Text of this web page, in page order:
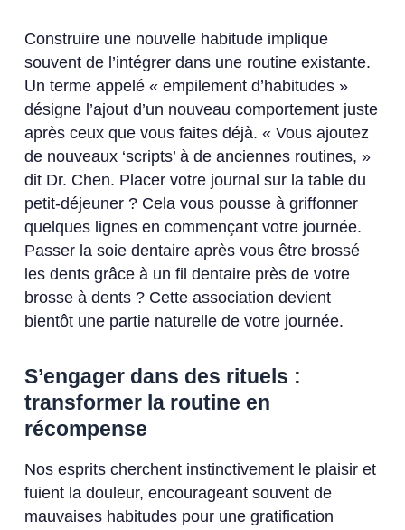
Construire une nouvelle habitude implique
souvent de l’intégrer dans une routine existante.
Un terme appelé « empilement d’habitudes »
désigne l’ajout d’un nouveau comportement juste
après ceux que vous faites déjà. « Vous ajoutez
de nouveaux ‘scripts’ à de anciennes routines, »
dit Dr. Chen. Placer votre journal sur la table du
petit-déjeuner ? Cela vous pousse à griffonner
quelques lignes en commençant votre journée.
Passer la soie dentaire après vous être brossé
les dents grâce à un fil dentaire près de votre
brosse à dents ? Cette association devient
bientôt une partie naturelle de votre journée.
S’engager dans des rituels :
transformer la routine en
récompense
Nos esprits cherchent instinctivement le plaisir et
fuient la douleur, encourageant souvent de
mauvaises habitudes pour une gratification